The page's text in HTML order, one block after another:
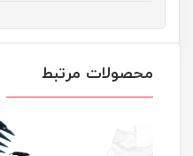
محصولات مرتبط